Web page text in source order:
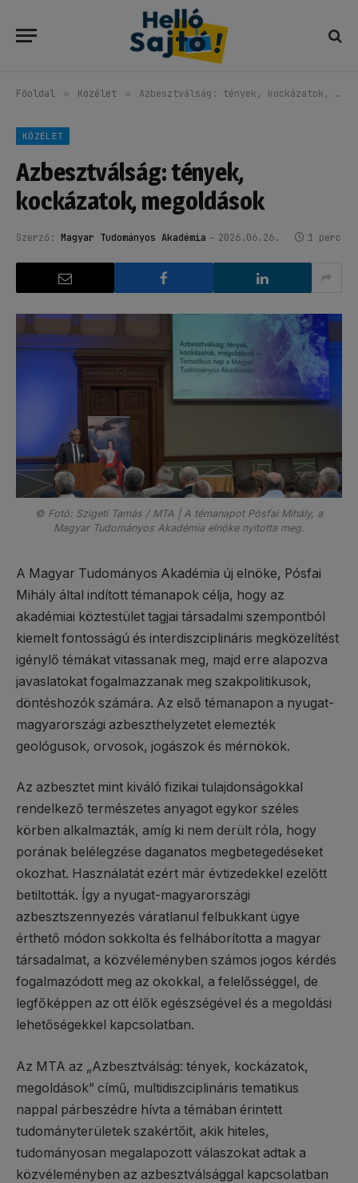
Főoldal » Közélet » Azbesztválság: tények, kockázatok, megoldások
KÖZÉLET
Azbesztválság: tények,
kockázatok, megoldások
Szerző: Magyar Tudományos Akadémia 2026.06.26. 1 perc
© Fotó: Szigeti Tamás / MTA | A témanapot Pósfai Mihály, a
Magyar Tudományos Akadémia elnöke nyitotta meg.
A Magyar Tudományos Akadémia új elnöke, Pósfai
Mihály által indított témanapok célja, hogy az
akadémiai köztestület tagjai társadalmi szempontból
kiemelt fontosságú és interdiszciplináris megközelítést
igénylő témákat vitassanak meg, majd erre alapozva
javaslatokat fogalmazzanak meg szakpolitikusok,
döntéshozók számára. Az első témanapon a nyugat-
magyarországi azbeszthelyzetet elemezték
geológusok, orvosok, jogászok és mérnökök.
Az azbesztet mint kiváló fizikai tulajdonságokkal
rendelkező természetes anyagot egykor széles
körben alkalmazták, amíg ki nem derült róla, hogy
porának belélegzése daganatos megbetegedéseket
okozhat. Használatát ezért már évtizedekkel ezelőtt
betiltották. Így a nyugat-magyarországi
azbesztszennyezés váratlanul felbukkant ügye
érthető módon sokkolta és felháborította a magyar
társadalmat, a közvéleményben számos jogos kérdés
fogalmazódott meg az okokkal, a felelősséggel, de
legfőképpen az ott élők egészségével és a megoldási
lehetőségekkel kapcsolatban.
Az MTA az „Azbesztválság: tények, kockázatok,
megoldások” című, multidiszciplináris tematikus
nappal párbeszédre hívta a témában érintett
tudományterületek szakértőit, akik hiteles,
tudományosan megalapozott válaszokat adtak a
közvéleményben az azbesztválsággal kapcsolatban